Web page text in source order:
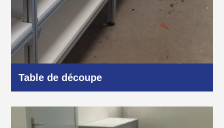
Table de découpe
Industrie et production